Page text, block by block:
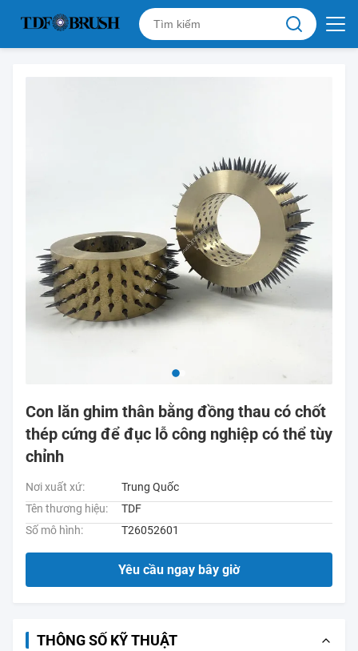
Con lăn ghim thân bằng đồng thau có chốt
thép cứng để đục lỗ công nghiệp có thể tùy
chỉnh
Nơi xuất xứ:
Trung Quốc
Tên thương hiệu:
TDF
Số mô hình:
T26052601
Yêu cầu ngay bây giờ
THÔNG SỐ KỸ THUẬT